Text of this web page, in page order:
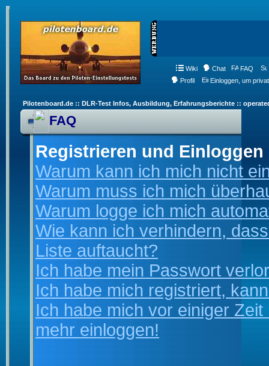
Wiki Chat FAQ
Profil
Einloggen, um
Pilotenboard.de :: DLR-Test Infos, Ausbildung, Erfahrungsberichte ::
FAQ
Registrieren und Einloggen
Warum kann ich mich nicht
Warum muss ich mich
Warum logge ich mich
Wie kann ich verhindern,
Liste auftaucht?
Ich habe mein Passwort
Ich habe mich registriert,
Ich habe mich vor einiger
mehr einloggen!